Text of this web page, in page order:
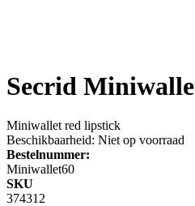
Secrid
Miniwallet red lipstick
Beschikbaarheid: Niet op voorraad
Bestelnummer:
Miniwallet60
SKU
374312